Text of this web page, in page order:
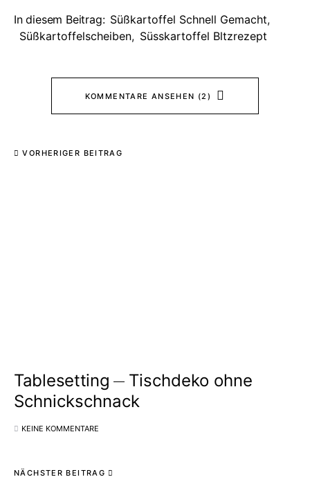
In diesem Beitrag: Süßkartoffel Schnell Gemacht,
Süßkartoffelscheiben, Süsskartoffel Bltzrezept
KOMMENTARE ANSEHEN (2)
VORHERIGER BEITRAG
Tablesetting
Tischdeko ohne
Schnickschnack
KEINE KOMMENTARE
NÄCHSTER BEITRAG